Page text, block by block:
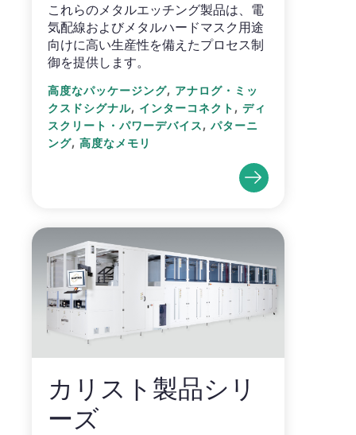
これらのメタルエッチング製品は、電
気配線およびメタルハードマスク用途
向けに高い生産性を備えたプロセス制
御を提供します。
高度なパッケージング, アナログ・ミッ
クスドシグナル, インターコネクト , ディ
スクリート・パワーデバイス, パターニ
ング, 高度なメモリ
カリスト製品シリ
ーズ